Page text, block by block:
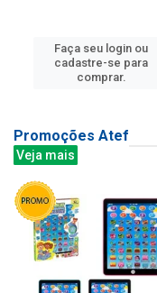
Faça seu login ou
cadastre-se para
comprar.
Promoções Atef
Veja mais